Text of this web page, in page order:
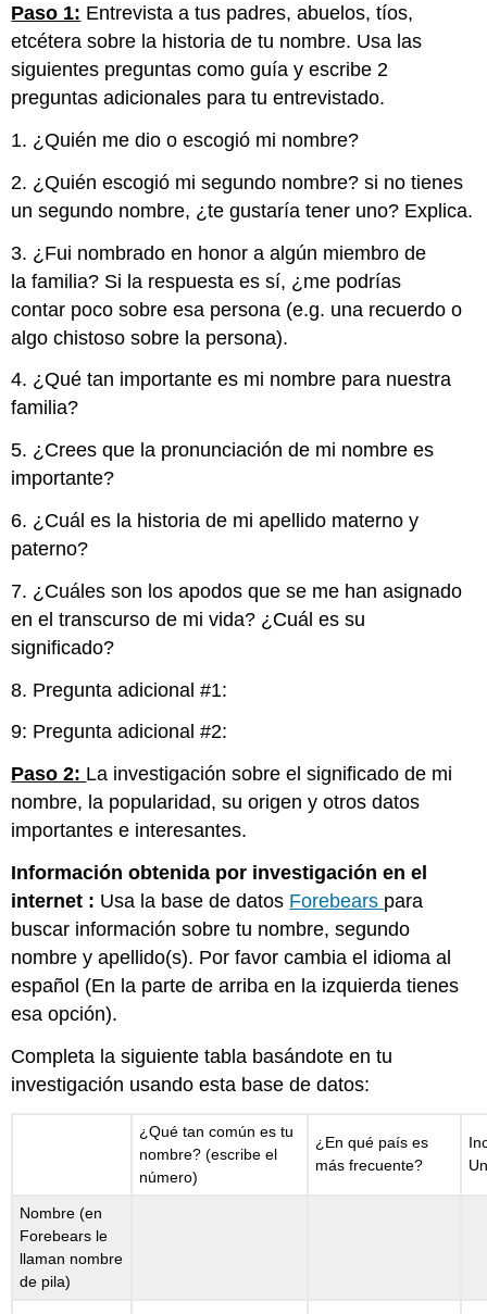
Paso 1: Entrevista a tus padres, abuelos, tíos,
etcétera sobre la historia de tu nombre. Usa las
siguientes preguntas como guía y escribe 2
preguntas adicionales para tu entrevistado.
1. ¿Quién me dio o escogió mi nombre?
2. ¿Quién escogió mi segundo nombre? si no tienes
un segundo nombre, ¿te gustaría tener uno? Explica.
3. ¿Fui nombrado en honor a algún miembro de
la familia? Si la respuesta es sí, ¿me podrías
contar poco sobre esa persona (e.g. una recuerdo o
algo chistoso sobre la persona).
4. ¿Qué tan importante es mi nombre para nuestra
familia?
5. ¿Crees que la pronunciación de mi nombre es
importante?
6. ¿Cuál es la historia de mi apellido materno y
paterno?
7. ¿Cuáles son los apodos que se me han asignado
en el transcurso de mi vida? ¿Cuál es su
significado?
8. Pregunta adicional #1:
9: Pregunta adicional #2:
Paso 2: La investigación sobre el significado de mi
nombre, la popularidad, su origen y otros datos
importantes e interesantes.
Información obtenida por investigación en el
internet : Usa la base de datos Forebears para
buscar información sobre tu nombre, segundo
nombre y apellido(s). Por favor cambia el idioma al
español (En la parte de arriba en la izquierda tienes
esa opción).
Completa la siguiente tabla basándote en tu
investigación usando esta base de datos:
¿Qué tan común es tu
nombre? (escribe el
número)
¿En qué país es
más frecuente?
Nombre (en
Forebears le
llaman nombre
de pila)